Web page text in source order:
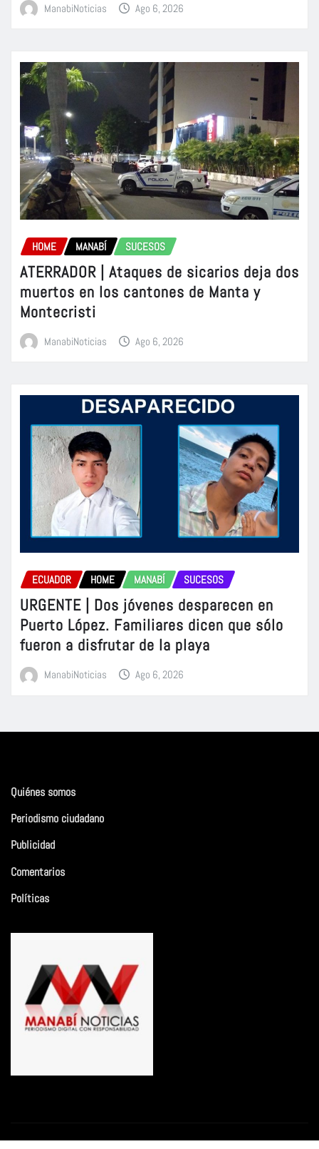
ManabiNoticias Ago 6, 2026
HOME MANABÍ SUCESOS
ATERRADOR | Ataques de sicarios deja dos
muertos en los cantones de Manta y
Montecristi
ManabiNoticias Ago 6, 2026
ECUADOR HOME MANABÍ SUCESOS
URGENTE | Dos jóvenes desparecen en
Puerto López. Familiares dicen que sólo
fueron a disfrutar de la playa
ManabiNoticias Ago 6, 2026
Quiénes somos
Periodismo ciudadano
Publicidad
Comentarios
Políticas